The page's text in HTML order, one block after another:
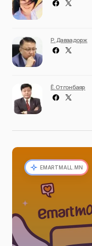
Р. Даваадорж
Ё. Отгонбаяр
EMARTMALL.MN